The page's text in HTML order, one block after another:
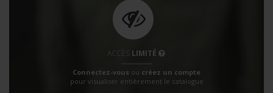
ACCÈS LIMITÉ
Connectez-vous ou créez un compte
pour visualiser entièrement le catalogue